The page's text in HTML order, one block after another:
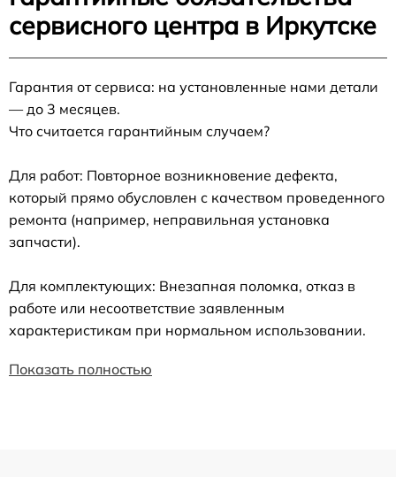
сервисного центра в Иркутске
Гарантия от сервиса: на установленные нами детали
— до 3 месяцев.
Что считается гарантийным случаем?
Для работ: Повторное возникновение дефекта,
который прямо обусловлен с качеством проведенного
ремонта (например, неправильная установка
запчасти).
Для комплектующих: Внезапная поломка, отказ в
работе или несоответствие заявленным
характеристикам при нормальном использовании.
Показать полностью